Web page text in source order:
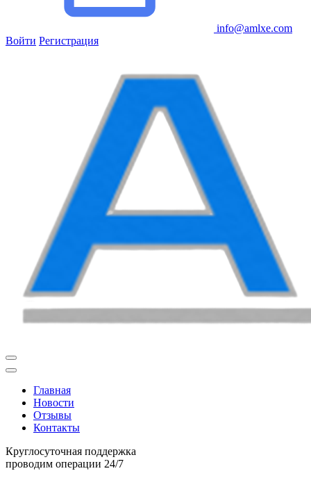
info@amlxe.com
Войти Регистрация
Главная
Новости
Отзывы
Контакты
Круглосуточная поддержка
проводим операции 24/7